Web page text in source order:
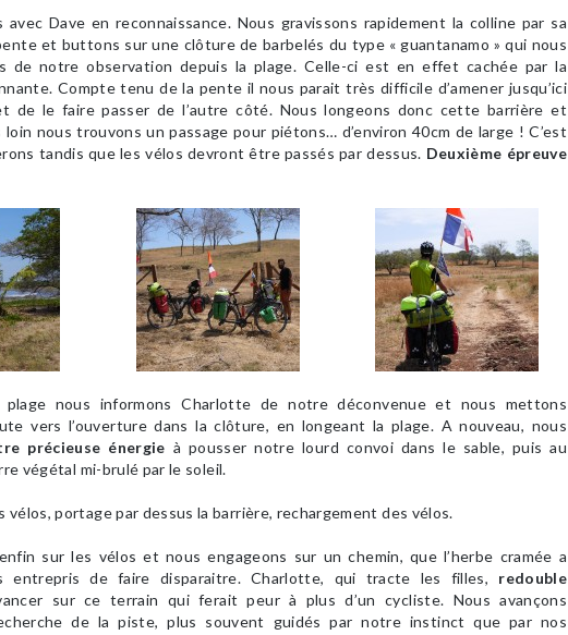
avec Dave en reconnaissance. Nous gravissons rapidement la colline par sa
et buttons sur une clôture de barbelés du type « guantanamo » qui nous
de notre observation depuis la plage. Celle-ci est en effet cachée par la
Compte tenu de la pente il nous parait très difficile d’amener jusqu’ici
de le faire passer de l’autre côté. Nous longeons donc cette barrière et
nous trouvons un passage pour piétons… d’environ 40cm de large ! C’est
tandis que les vélos devront être passés par dessus. Deuxième épreuve
nous informons Charlotte de notre déconvenue et nous mettons
vers l’ouverture dans la clôture, en longeant la plage. A nouveau, nous
précieuse énergie à pousser notre lourd convoi dans le sable, puis au
végétal mi-brulé par le soleil.
vélos, portage par dessus la barrière, rechargement des vélos.
sur les vélos et nous engageons sur un chemin, que l’herbe cramée a
entrepris de faire disparaitre. Charlotte, qui tracte les filles, redouble
sur ce terrain qui ferait peur à plus d’un cycliste. Nous avançons
de la piste, plus souvent guidés par notre instinct que par nos